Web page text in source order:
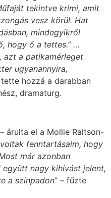
tekintve krimi, amit
vesz körül. Hat
mindegyikről
hogy ő a tettes.” …
azt a patikamérleget
ugyanannyira,
tette hozzá a darabban
dramaturg.
árulta el a Mollie Raltson-
fenntartásaim, hogy
már azonban
nagy kihívást jelent,
a színpadon” – fűzte